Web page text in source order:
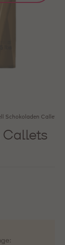
Schokoladen Callets
Callets